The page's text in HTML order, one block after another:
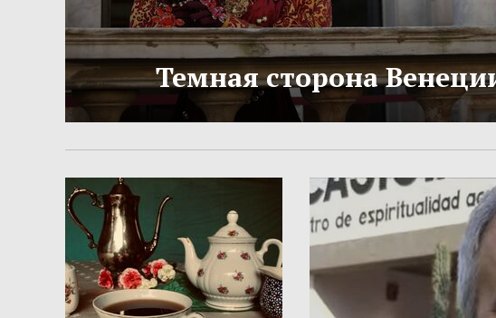
Темная сторона